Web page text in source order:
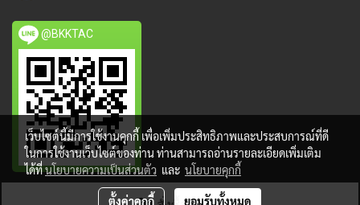
@BKKTAC
เว็บไซต์นี้มีการใช้งานคุกกี้ เพื่อเพิ่มประสิทธิภาพและประสบการณ์ที่ดี
ในการใช้งานเว็บไซต์ของท่าน ท่านสามารถอ่านรายละเอียดเพิ่มเติม
ได้ที่นโยบายความเป็นส่วนตัว และ นโยบายคุกกี้
ตั้งค่าคุกกี้ ยอมรับทั้งหมด